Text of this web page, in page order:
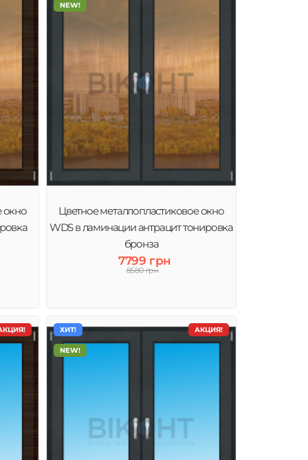
окно
NEW!
Цветное металлопластиковое окно
WDS в ламинации антрацит тонировка
бронза
7799 грн
8580 грн
АКЦИЯ!
ХИТ!
NEW!